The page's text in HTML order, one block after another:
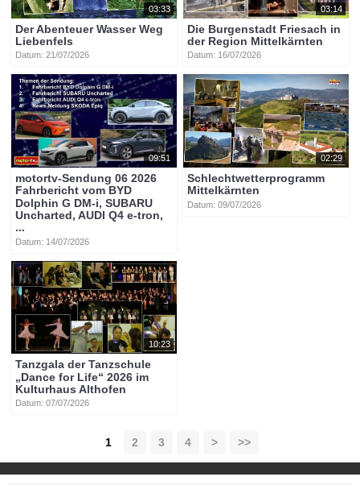
03:33
Der Abenteuer Wasser Weg
Liebenfels
Datum: 21/07/2026
03:14
Die Burgenstadt Friesach in
der Region Mittelkärnten
Datum: 16/07/2026
09:51
motortv-Sendung 06 2026
Fahrbericht vom BYD
Dolphin G DM-i, SUBARU
Uncharted, AUDI Q4 e-tron,
...
Datum: 14/07/2026
02:29
Schlechtwetterprogramm
Mittelkärnten
Datum: 09/07/2026
10:23
Tanzgala der Tanzschule
„Dance for Life“ 2026 im
Kulturhaus Althofen
Datum: 07/07/2026
1 2 3 4 > >>